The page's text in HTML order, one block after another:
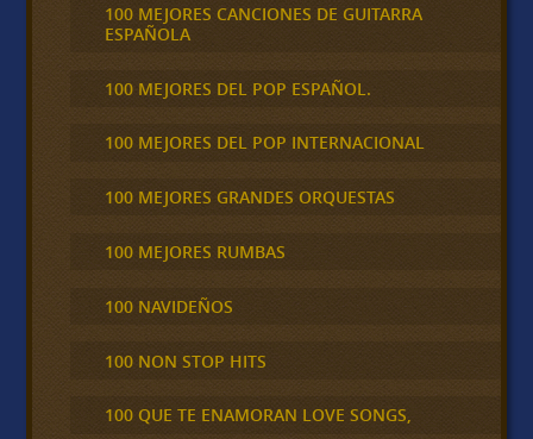
100 MEJORES CANCIONES DE GUITARRA
ESPAÑOLA
100 MEJORES DEL POP ESPAÑOL.
100 MEJORES DEL POP INTERNACIONAL
100 MEJORES GRANDES ORQUESTAS
100 MEJORES RUMBAS
100 NAVIDEÑOS
100 NON STOP HITS
100 QUE TE ENAMORAN LOVE SONGS,